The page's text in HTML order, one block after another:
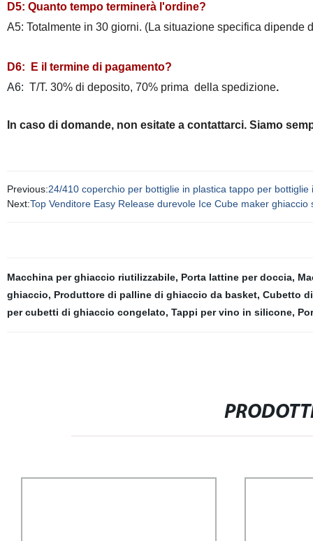
D5: Quanto tempo terminerà l'ordine?
A5: Totalmente in 30 giorni. (La situazione specifica
D6:
E il termine di pagamento?
A6: T/T. 30% di deposito, 70% prima della spedizione.
In caso di domande, non esitate a contattarci. Siamo
Previous:24/410 coperchio per bottiglie in plastica tappo per
Next:Top Venditore Easy Release durevole Ice Cube maker
Macchina per ghiaccio riutilizzabile, Porta lattine per doccia,
ghiaccio, Produttore di palline di ghiaccio da basket, Cubetto
per cubetti di ghiaccio congelato, Tappi per vino in silicone,